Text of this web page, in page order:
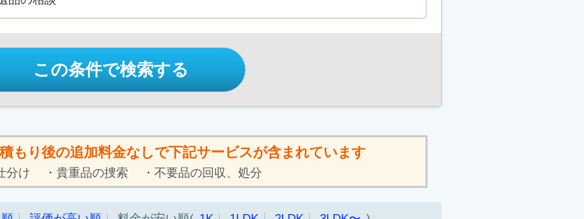
この条件で検索する
もり後の追加料金なしで下記サービスが含まれています
分け 貴重品の捜索 不要品の回収、処分